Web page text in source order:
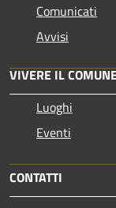
Comunicati
Avvisi
VIVERE IL
Luoghi
Eventi
CONTATTI